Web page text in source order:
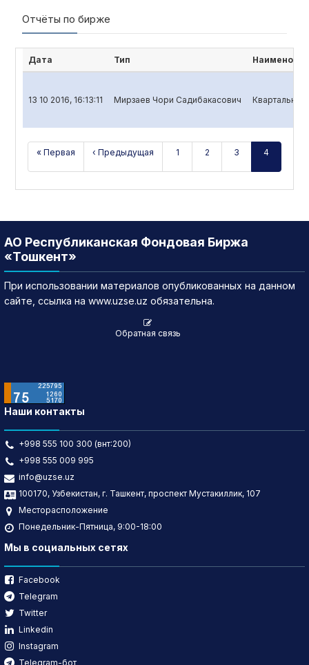
Отчёты по бирже
Дата Тип
13 10 2016, 16:13:11 Мирзаев Чори Садибакасович Квартальный
« Первая ‹ Предыдущая 1 2 3 4
АО Республиканская Фондовая Биржа
«Тошкент»
При использовании материалов опубликованных на данном
сайте, ссылка на www.uzse.uz обязательна.
Обратная связь
Наши контакты
+998 555 100 300 (внт:200)
+998 555 009 995
info@uzse.uz
100170, Узбекистан, г. Ташкент, проспект Мустакиллик, 107
Месторасположение
Понедельник-Пятница, 9:00-18:00
Мы в социальных сетях
Facebook
Telegram
Twitter
Linkedin
Instagram
Telegram-бот